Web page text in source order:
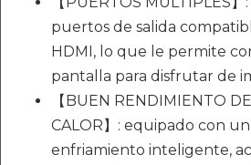
puertos de salida
HDMI, lo que le permite
pantalla para disfrutar de
【BUEN RENDIMIENTO
CALOR】: equipado con
enfriamiento inteligente,